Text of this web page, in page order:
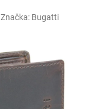
Značka: Bugatti